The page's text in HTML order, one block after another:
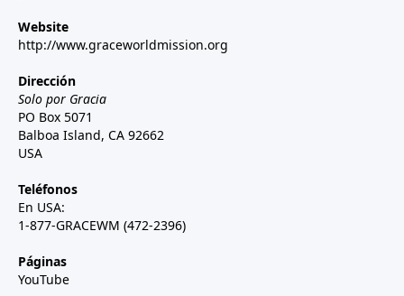
Website
http://www.graceworldmission.org
Dirección
Solo por Gracia
PO Box 5071
Balboa Island, CA 92662
USA
Teléfonos
En USA:
1-877-GRACEWM (472-2396)
Páginas
YouTube